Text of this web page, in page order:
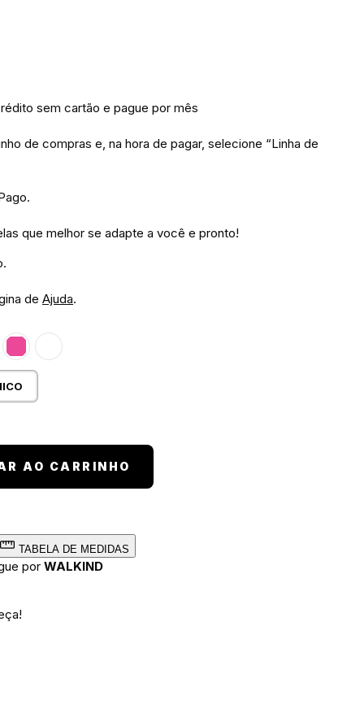
sem cartão e pague por mês
de compras e, na hora de pagar, selecione “Linha de
que melhor se adapte a você e pronto!
deAjuda.
AO CARRINHO
TABELA DE MEDIDAS
porWALKIND